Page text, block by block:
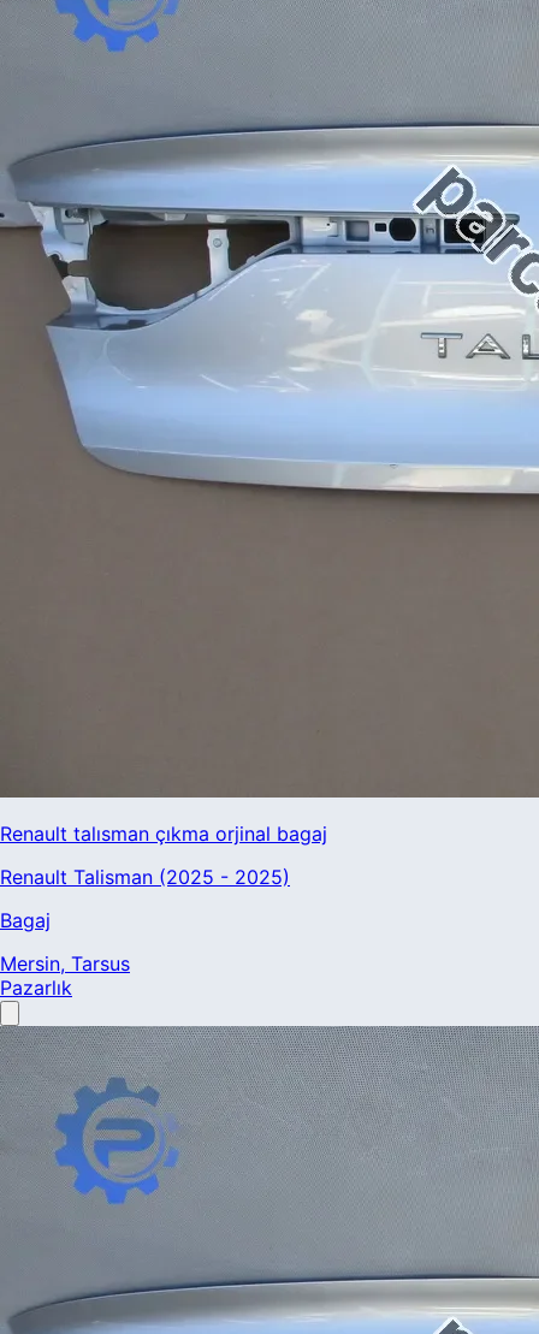
Renault talısman çıkma orjinal bagaj
Renault Talisman (2025 - 2025)
Bagaj
Mersin, Tarsus
Pazarlık